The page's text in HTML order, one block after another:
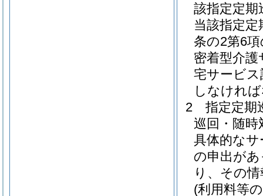
該指定定期
当該指定
条の2第6
密着型介
宅サービ
しなけれ
2
指定定期
巡回・随
具体的な
の申出が
り、その
(利用料等